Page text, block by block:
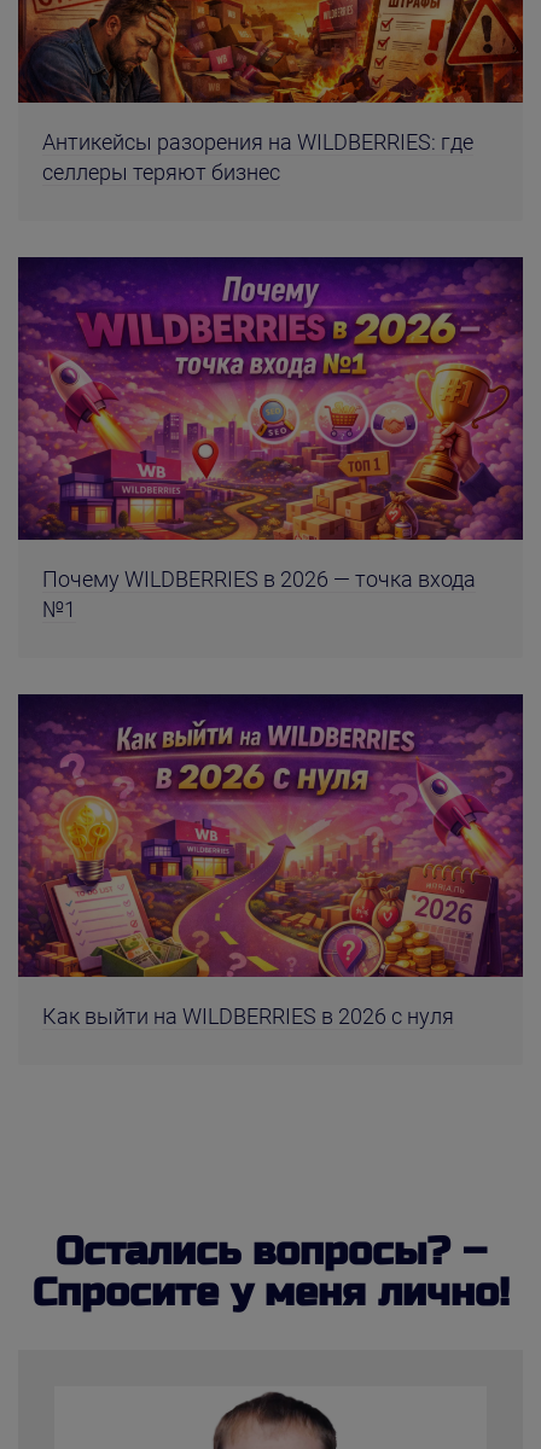
Антикейсы разорения на WILDBERRIES: где
селлеры теряют бизнес
Почему WILDBERRIES в 2026 — точка входа
№1
Как выйти на WILDBERRIES в 2026 с нуля
Остались вопросы? –
Спросите у меня лично!